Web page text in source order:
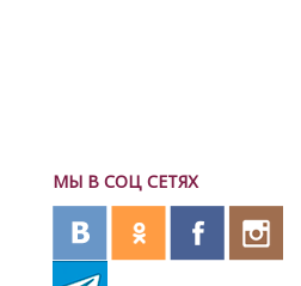
МЫ В СОЦ СЕТЯХ